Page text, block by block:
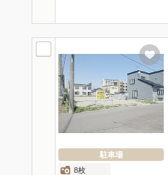
駐車場
8枚